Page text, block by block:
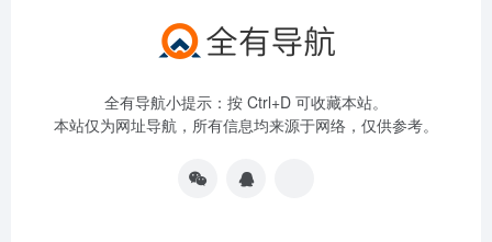
全有导航小提示：按 Ctrl+D 可收藏本站。
本站仅为网址导航，所有信息均来源于网络，仅供参考。